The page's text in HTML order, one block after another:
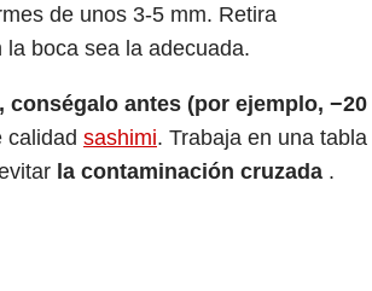
de unos 3-5 mm. Retira
boca sea la adecuada.
conségalo antes (por ejemplo, −20
calidad sashimi. Trabaja en una tabla
la contaminación cruzada .